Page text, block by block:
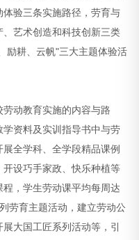
验三条实施路径，劳育与
艺术创造和科技创新三类
励耕、云帆"三大主题体验活
动教育实施的内容与路
资料及实训指导书中与劳
全学科、全学段精品课例
设巧手家政、快乐种植等
，学生劳动课平均每周达
劳育主题活动，建立劳动公
大国工匠系列活动等，引